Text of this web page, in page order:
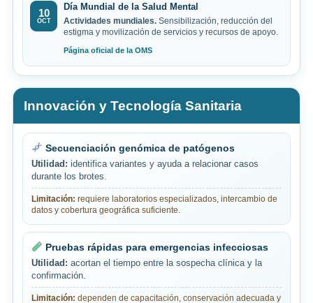
10
OCT
Día Mundial de la Salud Mental
Actividades mundiales. Sensibilización, reducción del
estigma y movilización de servicios y recursos de apoyo.
Página oficial de la OMS
Innovación y Tecnología Sanitaria
Secuenciación genómica de patógenos
Utilidad: identifica variantes y ayuda a relacionar casos
durante los brotes.
Limitación: requiere laboratorios especializados, intercambio de
datos y cobertura geográfica suficiente.
Pruebas rápidas para emergencias infecciosas
Utilidad: acortan el tiempo entre la sospecha clínica y la
confirmación.
Limitación: dependen de capacitación, conservación adecuada y